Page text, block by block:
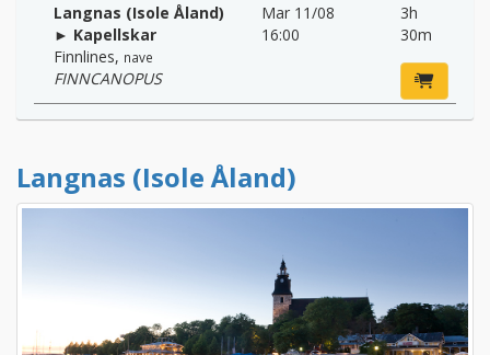
Langnas (Isole Åland)
► Kapellskar
Finnlines, nave
FINNCANOPUS
Mar 11/08
16:00
3h
30m
Langnas (Isole Åland)